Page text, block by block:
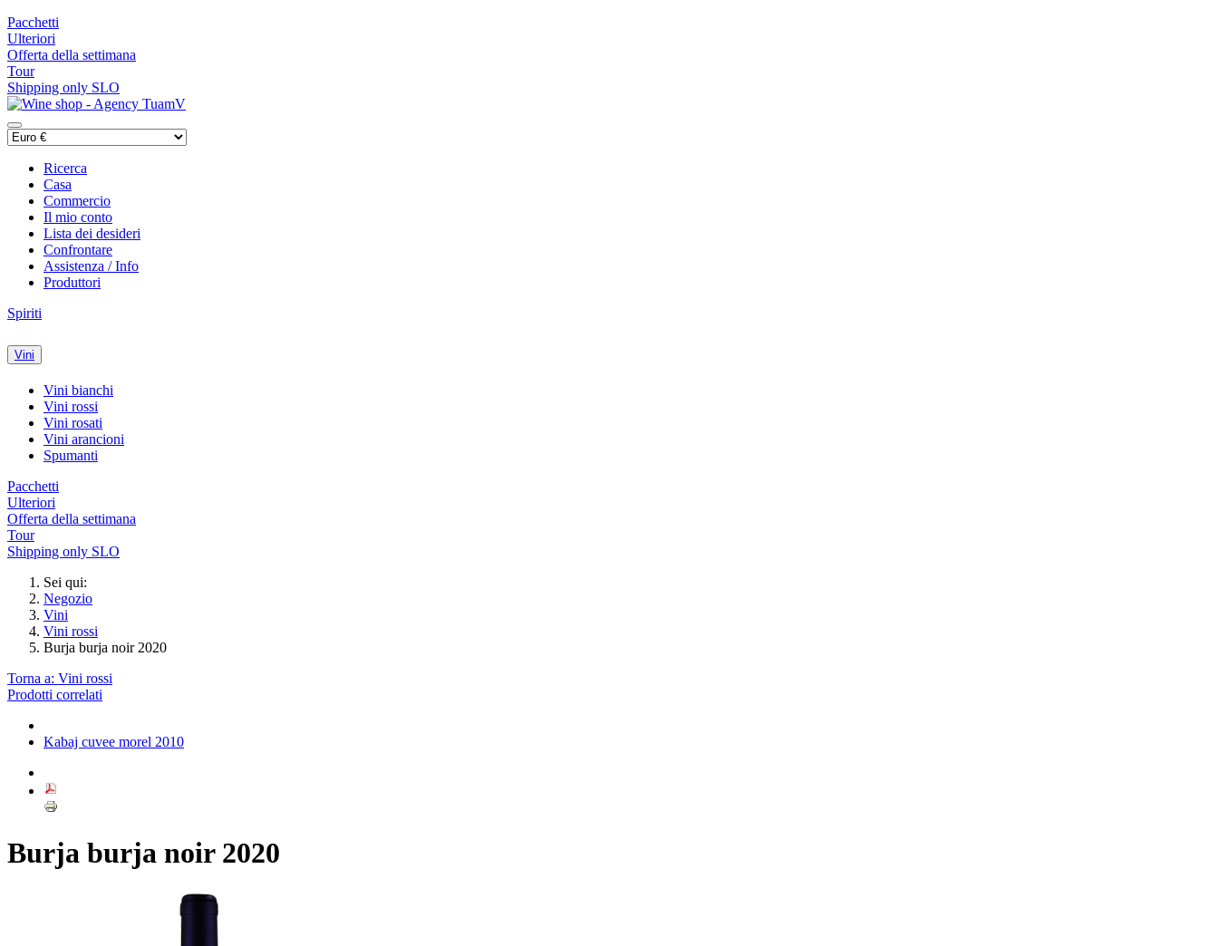
Pacchetti
Ulteriori
Offerta della settimana
Tour
Shipping only SLO
Ricerca
Casa
Commercio
Il mio conto
Lista dei desideri
Confrontare
Assistenza / Info
Produttori
Spiriti
Vini
Vini bianchi
Vini rossi
Vini rosati
Vini arancioni
Spumanti
Pacchetti
Ulteriori
Offerta della settimana
Tour
Shipping only SLO
Sei qui:
Negozio
Vini
Vini rossi
Burja burja noir 2020
Torna a: Vini rossi
Prodotti correlati
Kabaj cuvee morel 2010
Burja burja noir 2020